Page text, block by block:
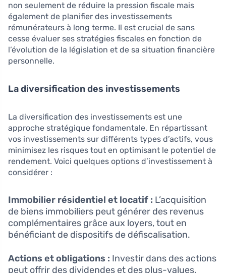
non seulement de réduire la pression fiscale mais
également de planifier des investissements
rémunérateurs à long terme. Il est crucial de sans
cesse évaluer ses stratégies fiscales en fonction de
l’évolution de la législation et de sa situation financière
personnelle.
La diversification des investissements
La diversification des investissements est une
approche stratégique fondamentale. En répartissant
vos investissements sur différents types d’actifs, vous
minimisez les risques tout en optimisant le potentiel de
rendement. Voici quelques options d’investissement à
considérer :
Immobilier résidentiel et locatif : L’acquisition
de biens immobiliers peut générer des revenus
complémentaires grâce aux loyers, tout en
bénéficiant de dispositifs de défiscalisation.
Actions et obligations : Investir dans des actions
peut offrir des dividendes et des plus-values,